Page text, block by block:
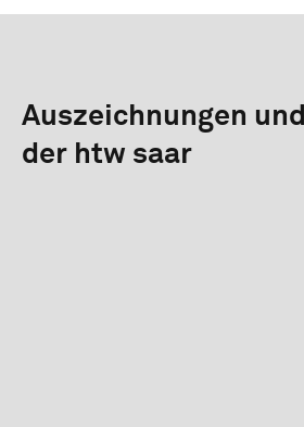
Auszeichnungen
der htw saar